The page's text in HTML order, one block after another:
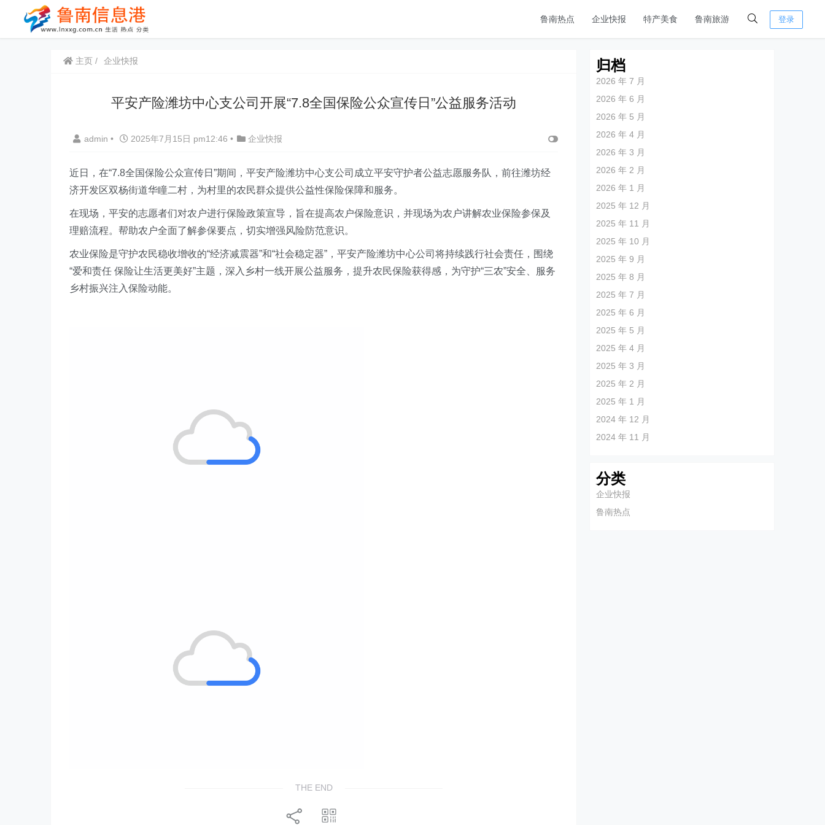
鲁南热点 企业快报 特产美食 鲁南旅游 登录
主页 企业快报
平安产险潍坊中心支公司开展“7.8全国保险公众宣传日”公益服务活动
admin • 2025年7月15日 pm12:46 • 企业快报
近日，在“7.8全国保险公众宣传日”期间，平安产险潍坊中心支公司成立平安守护者公益志愿服务队，前往潍坊经
济开发区双杨街道华瞳二村，为村里的农民群众提供公益性保险保障和服务。
在现场，平安的志愿者们对农户进行保险政策宣导，旨在提高农户保险意识，并现场为农户讲解农业保险参保及
理赔流程。帮助农户全面了解参保要点，切实增强风险防范意识。
农业保险是守护农民稳收增收的“经济减震器”和“社会稳定器”，平安产险潍坊中心公司将持续践行社会责任，围绕
“爱和责任 保险让生活更美好”主题，深入乡村一线开展公益服务，提升农民保险获得感，为守护“三农”安全、服务
乡村振兴注入保险动能。
THE END
归档
2026 年 7 月
2026 年 6 月
2026 年 5 月
2026 年 4 月
2026 年 3 月
2026 年 2 月
2026 年 1 月
2025 年 12 月
2025 年 11 月
2025 年 10 月
2025 年 9 月
2025 年 8 月
2025 年 7 月
2025 年 6 月
2025 年 5 月
2025 年 4 月
2025 年 3 月
2025 年 2 月
2025 年 1 月
2024 年 12 月
2024 年 11 月
分类
企业快报
鲁南热点